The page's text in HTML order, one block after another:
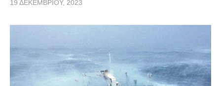
19 ΔΕΚΕΜΒΡΊΟΥ, 2023